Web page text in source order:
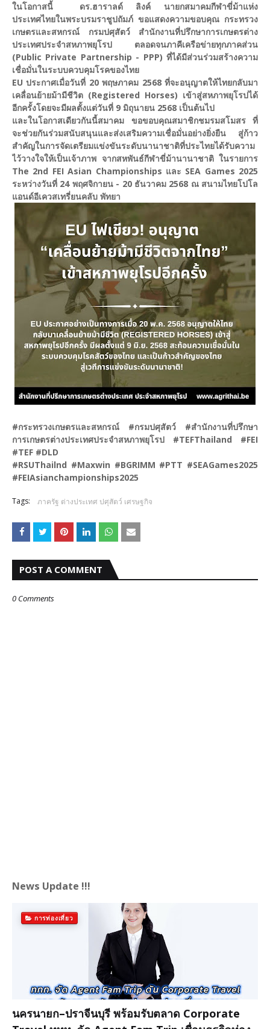
ในโอกาสนี้ ดร.ฮาราลด์ ลิงค์ นายกสมาคมกีฬาขี่ม้าแห่ง
ประเทศไทยในพระบรมราชูปถัมภ์ ขอแสดงความขอบคุณ กระทรวง
เกษตรและสหกรณ์ กรมปศุสัตว์ สำนักงานที่ปรึกษาการเกษตรต่าง
ประเทศประจำสหภาพยุโรป ตลอดจนภาคีเครือข่ายทุกภาคส่วน
(Public Private Partnership - PPP) ที่ได้มีส่วนร่วมสร้างความ
เชื่อมั่นในระบบควบคุมโรคของไทย
EU ประกาศเมื่อวันที่ 20 พฤษภาคม 2568 ที่จะอนุญาตให้ไทยกลับมา
เคลื่อนย้ายม้ามีชีวิต (Registered Horses) เข้าสู่สหภาพยุโรปได้
อีกครั้งโดยจะมีผลตั้งแต่วันที่ 9 มิถุนายน 2568 เป็นต้นไป
และในโอกาสเดียวกันนี้สมาคม ขอขอบคุณสมาชิกชมรมสโมสร ที่
จะช่วยกันร่วมสนับสนุนและส่งเสริมความเชื่อมั่นอย่างยิ่งยืน สู่ก้าว
สำคัญในการจัดเตรียมแข่งขันระดับนานาชาติที่ประไทยได้รับความ
ไว้วางใจให้เป็นเจ้าภาพ จากสหพันธ์กีฬาขี่ม้านานาชาติ ในรายการ
The 2nd FEI Asian Championships และ SEA Games 2025
ระหว่างวันที่ 24 พฤศจิกายน - 20 ธันวาคม 2568 ณ สนามไทยโปโล
แอนด์อีเควสเทรี่ยนคลับ พัทยา
#กระทรวงเกษตรและสหกรณ์ #กรมปศุสัตว์ #สำนักงานที่ปรึกษา
การเกษตรต่างประเทศประจำสหภาพยุโรป #TEFThailand #FEI
#TEF #DLD
#RSUThailnd #Maxwin #BGRIMM #PTT #SEAGames2025
#FEIAsianchampionships2025
Tags: ภาครัฐ ต่างประเทศ ปศุสัตว์ เศรษฐกิจ
POST A COMMENT
0 Comments
News Update !!!
การท่องเที่ยว
นครนายก–ปราจีนบุรี พร้อมรับตลาด Corporate